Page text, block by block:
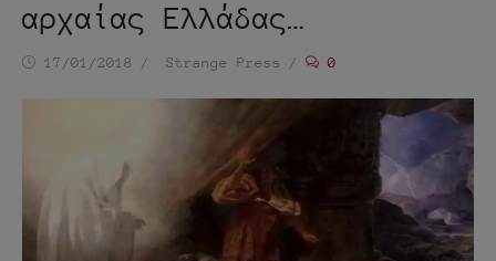
αρχαίας Ελλάδας…
Ημ/17/01/2018 Συντάκτης
Strange Press 0